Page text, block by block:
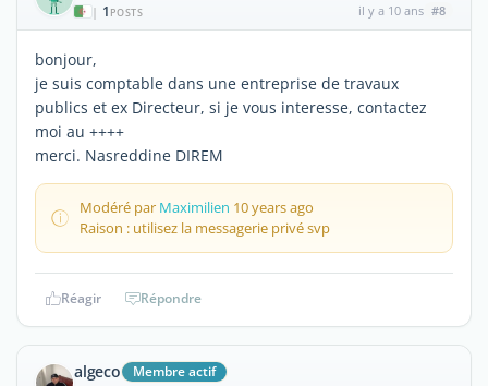
| 1 POSTS il y a 10 ans #8
bonjour,
je suis comptable dans une entreprise de travaux
publics et ex Directeur, si je vous interesse, contactez
moi au ++++
merci. Nasreddine DIREM
Modéré par Maximilien 10 years ago
Raison : utilisez la messagerie privé svp
Réagir Répondre
algeco Membre actif